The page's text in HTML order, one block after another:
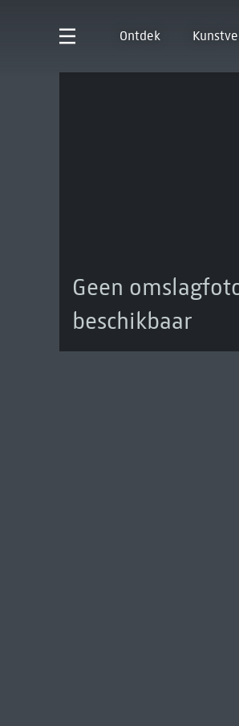
Ontdek
Geen
beschikbaar